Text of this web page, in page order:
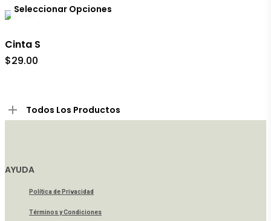
elegir
página
de
Seleccionar Opciones
Las
opciones
la
Cinta S
$29.00
Todos Los Productos
AYUDA
Política de Privacidad
Términos y Condiciones